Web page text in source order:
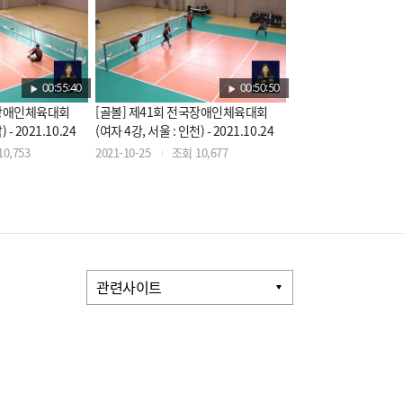
00:55:40
인체육대회
) - 2021.10.24
00:50:50
[골볼] 제41회 전국장애인체육대회
(여자 4강, 서울 : 인천) - 2021.10.24
2021-10-25 조회 10,677
관련사이트